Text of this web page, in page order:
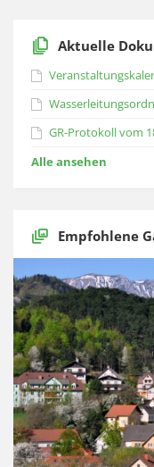
Aktuelle
GR-Protokoll vom
Alle ansehen
Empfohlene